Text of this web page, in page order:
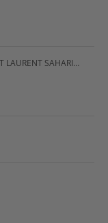
PARFUM YVES SAINT LAURENT SAHARIENNE